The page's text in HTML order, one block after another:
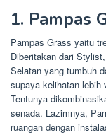
1. Pampas
Pampas Grass yaitu
Diberitakan dari
Selatan yang tumbuh
supaya kelihatan lebih
Tentunya
senada. Lazimnya,
ruangan dengan